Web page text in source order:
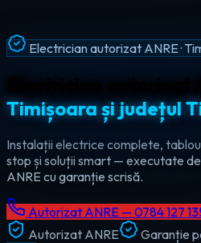
Intervenții Non-Stop · Urgențe
Urgențe electrice
județul Timiș
Ajungem la tine în maxim 60 de
noaptea. Electrician de urgență
Lugoj, Deta și toate localitățile din
Autorizat ANRE — 0784 127
Autorizat ANRE
Garanție